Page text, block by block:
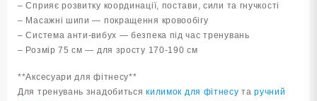
– Сприяє розвитку координації, постави, сили та гнучкості
– Масажні шипи — покращення кровообігу
– Система анти-вибух — безпека під час тренувань
– Розмір 75 см — для зросту 170-190 см
**Аксесуари для фітнесу**
Для тренувань знадобитьсякилимок для фітнесу таручний